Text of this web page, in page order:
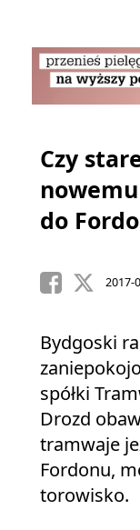
Czy
do
2017-
Bydgoski
spółki
Drozd
tramwaje
Fordonu,
torowisko.